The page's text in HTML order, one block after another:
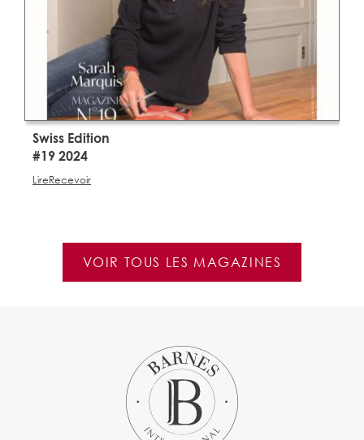
Swiss Edition
#19 2024
LireRecevoir
VOIR TOUS LES MAGAZINES